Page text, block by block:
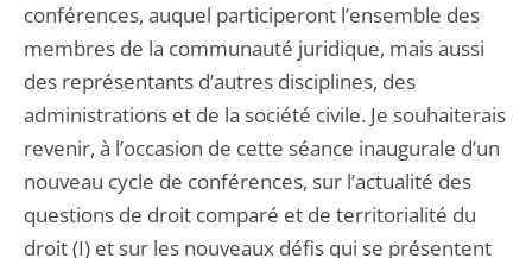
conférences, auquel participeront l’ensemble des
membres de la communauté juridique, mais aussi
des représentants d’autres disciplines, des
administrations et de la société civile. Je souhaiterais
revenir, à l’occasion de cette séance inaugurale d’un
nouveau cycle de conférences, sur l’actualité des
questions de droit comparé et de territorialité du
droit (I) et sur les nouveaux défis qui se présentent